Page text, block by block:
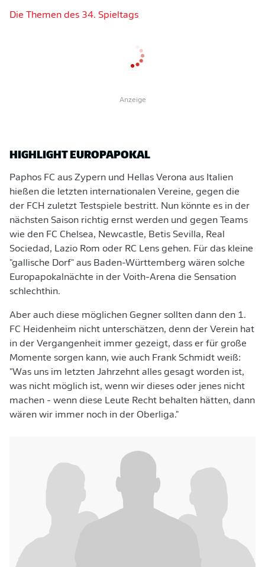
Die Themen des 34. Spieltags
Anzeige
HIGHLIGHT EUROPAPOKAL
Paphos FC aus Zypern und Hellas Verona aus Italien
hießen die letzten internationalen Vereine, gegen die
der FCH zuletzt Testspiele bestritt. Nun könnte es in der
nächsten Saison richtig ernst werden und gegen Teams
wie den FC Chelsea, Newcastle, Betis Sevilla, Real
Sociedad, Lazio Rom oder RC Lens gehen. Für das kleine
"gallische Dorf" aus Baden-Württemberg wären solche
Europapokalnächte in der Voith-Arena die Sensation
schlechthin.
Aber auch diese möglichen Gegner sollten dann den 1.
FC Heidenheim nicht unterschätzen, denn der Verein hat
in der Vergangenheit immer gezeigt, dass er für große
Momente sorgen kann, wie auch Frank Schmidt weiß:
"Was uns im letzten Jahrzehnt alles gesagt worden ist,
was nicht möglich ist, wenn wir dieses oder jenes nicht
machen - wenn diese Leute Recht behalten hätten, dann
wären wir immer noch in der Oberliga."